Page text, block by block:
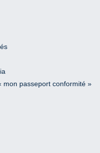
mon passeport conformité »